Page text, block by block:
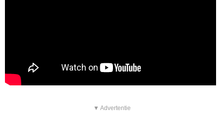
▼ Advertentie